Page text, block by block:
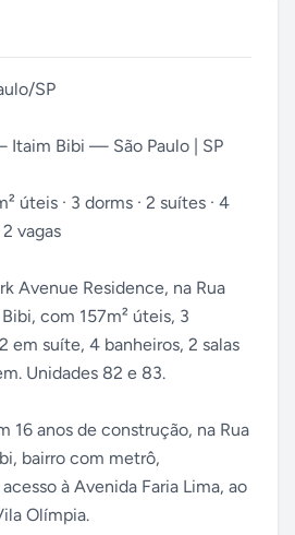
SP
Itaim Bibi — São Paulo | SP
úteis · 3 dorms · 2 suítes · 4
2 vagas
Avenue Residence, na Rua
com 157m² úteis, 3
em suíte, 4 banheiros, 2 salas
Unidades 82 e 83.
16 anos de construção, na Rua
bairro com metrô,
à Avenida Faria Lima, ao
Olímpia.